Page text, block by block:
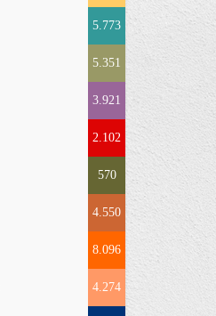
5.773
5.351
3.921
2.102
570
4.550
8.096
4.274